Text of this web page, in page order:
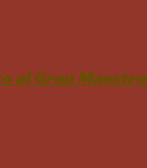
al Gran